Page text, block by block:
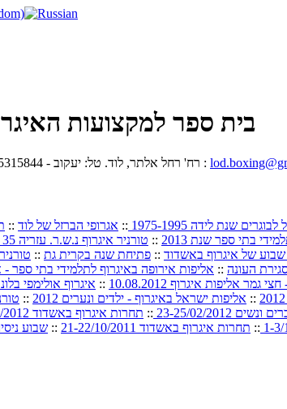
בית ספר למקצועות
רח' רחל אלתר, לוד. טל: יעקוב - 0545315844, 0536934031 דוא"ל :
שנת לידה 1975-1995 :: אגרופי הברזל של לוד ::
בתי ספר שנת 2013 :: טורניר איגרוף נ.ש.ר. עזריה 35 שנת 2013
שבוע של איגרוף באשדוד :: פתיחת שנה בקרית גת ::
:: אליפות אירופה באיגרוף לתלמידי בתי ספר -
:: איגרוף אולימפי בלונדון -
:: אליפות ישראל באיגרוף - ילדים ונערים 2012 ::
25/02/2012
:: תחרות איגרוף באשדוד 6-7/01/2012
:: תחרות איגרוף באשדוד 21-22/10/2011 :: שבוע